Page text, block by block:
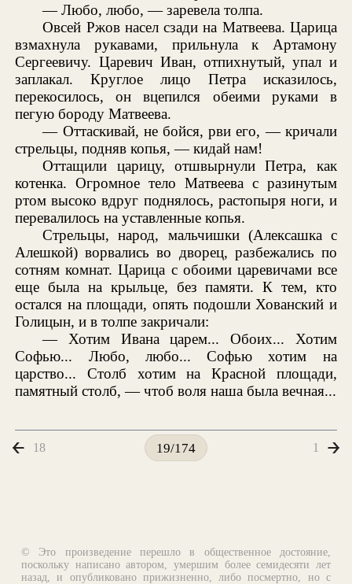
— Любо, любо, — заревела толпа.
Овсей Ржов насел сзади на Матвеева. Царица
взмахнула рукавами, прильнула к Артамону
Сергеевичу. Царевич Иван, отпихнутый, упал и
заплакал. Круглое лицо Петра исказилось,
перекосилось, он вцепился обеими руками в
пегую бороду Матвеева.
— Оттаскивай, не бойся, рви его, — кричали
стрельцы, подняв копья, — кидай нам!
Оттащили царицу, отшвырнули Петра, как
котенка. Огромное тело Матвеева с разинутым
ртом высоко вдруг поднялось, растопыря ноги, и
перевалилось на уставленные копья.
Стрельцы, народ, мальчишки (Алексашка с
Алешкой) ворвались во дворец, разбежались по
сотням комнат. Царица с обоими царевичами все
еще была на крыльце, без памяти. К тем, кто
остался на площади, опять подошли Хованский и
Голицын, и в толпе закричали:
— Хотим Ивана царем... Обоих... Хотим
Софью... Любо, любо... Софью хотим на
царство... Столб хотим на Красной площади,
памятный столб, — чтоб воля наша была вечная...
18 19/174 1
© Это произведение перешло в общественное достояние,
поскольку написано автором, умершим более семидесяти лет
назад, и опубликовано прижизненно, либо посмертно, но с